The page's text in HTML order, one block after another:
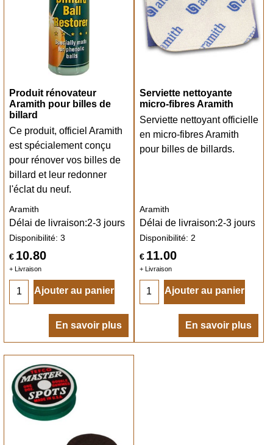
Produit rénovateur
Aramith pour billes de
billard
Ce produit, officiel Aramith
est spécialement conçu
pour rénover vos billes de
billard et leur redonner
l'éclat du neuf.
€ 10.80
+ Livraison
Aramith
Délai de livraison:2-3 jours
Disponibilité: 3
Ajouter au panier
En savoir plus
Serviette nettoyante
micro-fibres Aramith
Serviette nettoyant officielle
en micro-fibres Aramith
pour billes de billards.
€ 11.00
+ Livraison
Aramith
Délai de livraison:2-3 jours
Disponibilité: 2
Ajouter au panier
En savoir plus